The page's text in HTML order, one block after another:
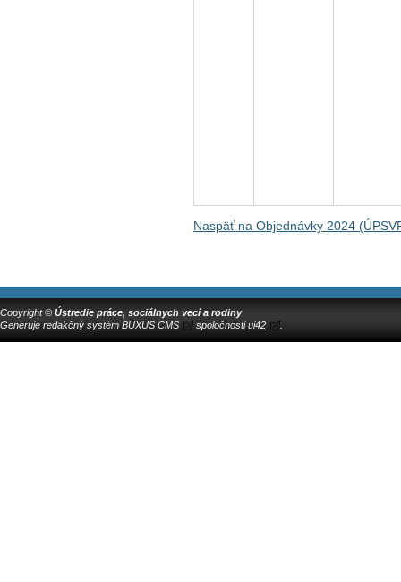
Naspäť na Objednávky 2024
Copyright © Ústredie práce, sociálnych vecí a rodiny
Generuje redakčný systém BUXUS CMS spoločnostiui42